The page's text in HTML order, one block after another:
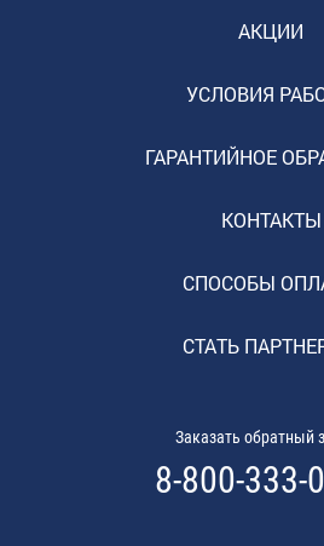
АКЦИИ
УСЛОВИЯ
ГАРАНТИЙНОЕ
КОНТАКТЫ
СПОСОБЫ
СТАТЬ
Заказать обратный
8-800-333-